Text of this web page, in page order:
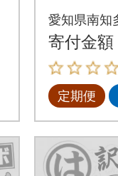
り』エ
ット全3
愛知県南知
寄付金額
定期便